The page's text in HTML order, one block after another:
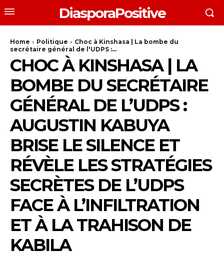
DiasporaPositive
Home Politique
Choc à Kinshasa | La bombe du
secrétaire général de l'UDPS :...
CHOC À KINSHASA | LA
BOMBE DU SECRÉTAIRE
GÉNÉRAL DE L’UDPS :
AUGUSTIN KABUYA
BRISE LE SILENCE ET
RÉVÈLE LES STRATÉGIES
SECRÈTES DE L’UDPS
FACE À L’INFILTRATION
ET À LA TRAHISON DE
KABILA